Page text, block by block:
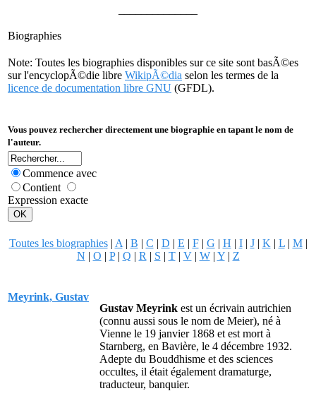
Biographies
Note: Toutes les biographies disponibles sur ce site sont basÃ©es
sur l'encyclopÃ©die libre WikipÃ©dia selon les termes de la
licence de documentation libre GNU (GFDL).
Vous pouvez rechercher directement une biographie en tapant le nom de
l'auteur.
Commence avec
Contient
Expression exacte
Toutes les biographies| A | B | C | D | E | F| G | H | I| J| K | L| M|
N | O | P| Q | R | S | T| V| W| Y| Z
Meyrink, Gustav
Gustav Meyrink est un écrivain autrichien
(connu aussi sous le nom de Meier), né à
Vienne le 19 janvier 1868 et est mort à
Starnberg, en Bavière, le 4 décembre 1932.
Adepte du Bouddhisme et des sciences
occultes, il était également dramaturge,
traducteur, banquier.